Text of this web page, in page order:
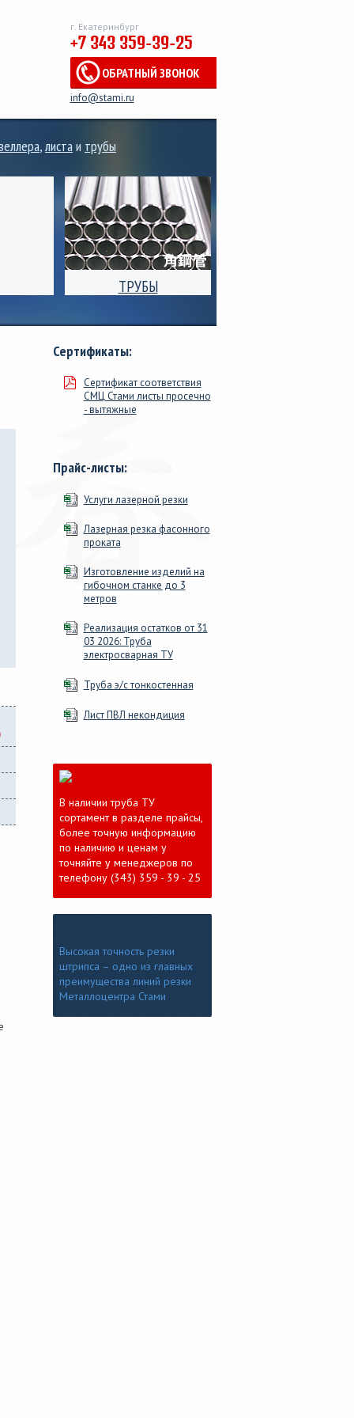
г. Екатеринбург
+7 343 359-39-25
ОБРАТНЫЙ ЗВОНОК
info@stami.ru
,листаи трубы
ТРУБЫ
электросварных стальных
прямоугольного и круглого
15 до 219х9, от 20х20х1 до
160х160х9.
Сертификаты:
Сертификат соответствия
СМЦ Стами листы просечно
- вытяжные
Прайс-листы:
Услуги лазерной резки
Лазерная резка фасонного
проката
Изготовление изделий на
гибочном станке до 3
метров
Реализация остатков от 31
03 2026: Труба
электросварная ТУ
Труба э/с тонкостенная
Лист ПВЛ некондиция
В наличии труба ТУ
сортамент в разделе прайсы,
более точную информацию
по наличию и ценам у
точняйте у менеджеров по
телефону (343) 359 - 39 - 25
Высокая точность резки
штрипса – одно из главных
преимущества линий резки
Металлоцентра Стами